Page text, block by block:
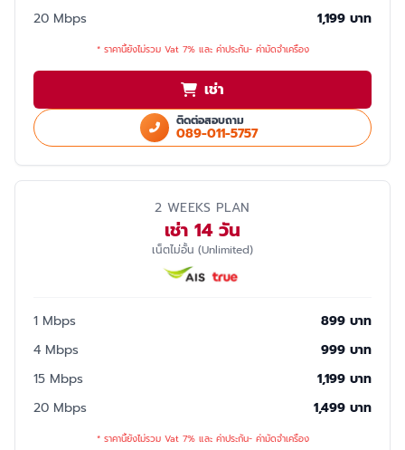
20 Mbps
1,199 บาท
* ราคานี้ยังไม่รวม Vat 7% และ ค่าประกัน- ค่ามัดจำเครื่อง
เช่า
ติดต่อสอบถาม
089-011-5757
2 WEEKS PLAN
เช่า 14 วัน
เน็ตไม่อั้น (Unlimited)
1 Mbps
899 บาท
4 Mbps
999 บาท
15 Mbps
1,199 บาท
20 Mbps
1,499 บาท
* ราคานี้ยังไม่รวม Vat 7% และ ค่าประกัน- ค่ามัดจำเครื่อง